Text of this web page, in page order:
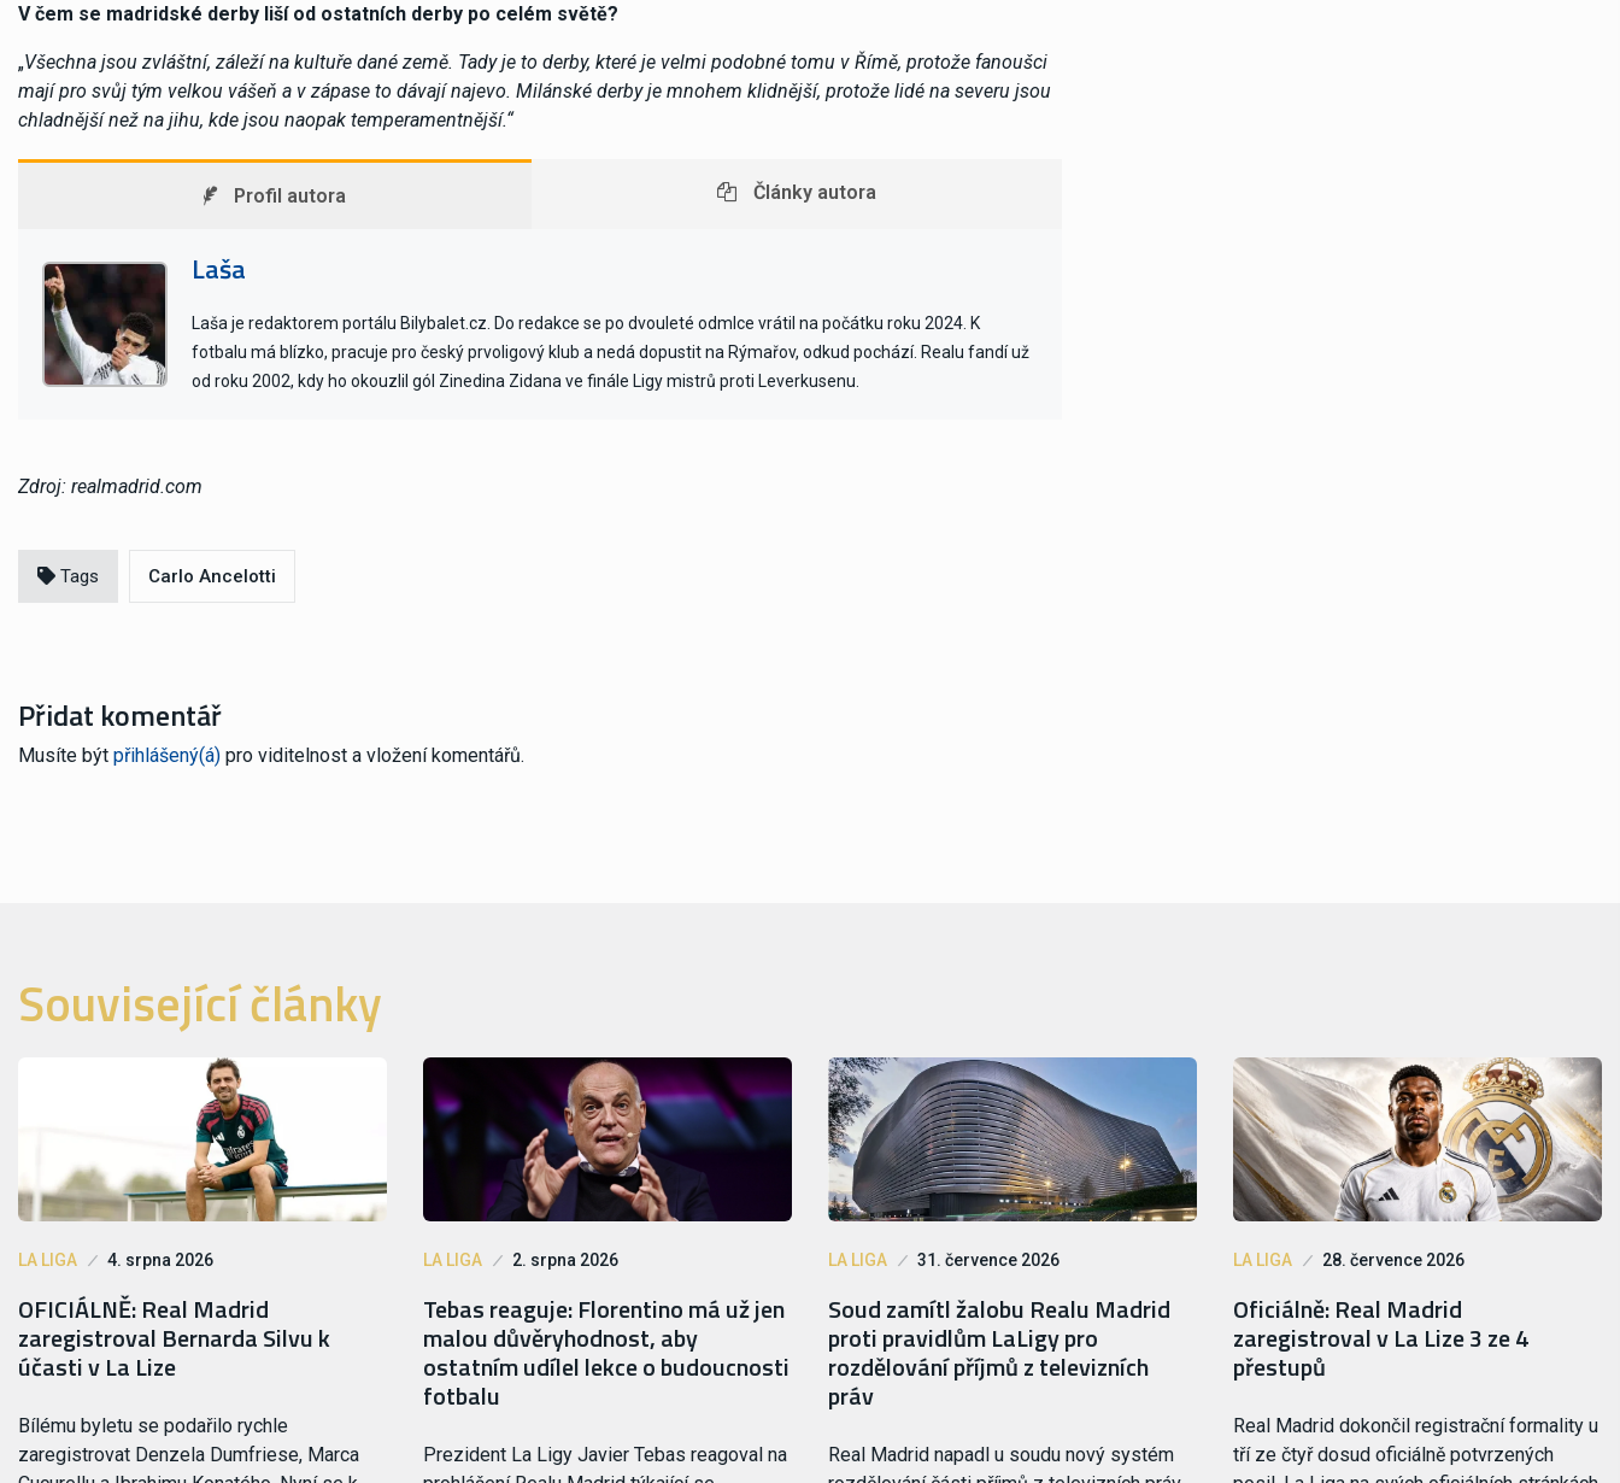
V čem se madridské derby liší od ostatních derby po celém světě?
„Všechna jsou zvláštní, záleží na kultuře dané země. Tady je to derby, které je velmi podobné tomu v Římě, protože fanoušci
mají pro svůj tým velkou vášeň a v zápase to dávají najevo. Milánské derby je mnohem klidnější, protože lidé na severu jsou
chladnější než na jihu, kde jsou naopak temperamentnější.“
Profil autora Články autora
Laša
Laša je redaktorem portálu Bilybalet.cz. Do redakce se po dvouleté odmlce vrátil na počátku roku 2024. K
fotbalu má blízko, pracuje pro český prvoligový klub a nedá dopustit na Rýmařov, odkud pochází. Realu fandí už
od roku 2002, kdy ho okouzlil gól Zinedina Zidana ve finále Ligy mistrů proti Leverkusenu.
Zdroj: realmadrid.com
Tags Carlo Ancelotti
Přidat komentář
Musíte být přihlášený(á) pro viditelnost a vložení komentářů.
Související články
LA LIGA 4. srpna 2026
OFICIÁLNĚ: Real Madrid
zaregistroval Bernarda Silvu k
účasti v La Lize
Bílému byletu se podařilo rychle
zaregistrovat Denzela Dumfriese, Marca
LA LIGA 2. srpna 2026
Tebas reaguje: Florentino má už jen
malou důvěryhodnost, aby
ostatním udílel lekce o budoucnosti
fotbalu
Prezident La Ligy Javier Tebas reagoval na
LA LIGA 31. července 2026
Soud zamítl žalobu Realu Madrid
proti pravidlům LaLigy pro
rozdělování příjmů z televizních
práv
Real Madrid napadl u soudu nový systém
LA LIGA 28. července 2026
Oficiálně: Real Madrid
zaregistroval v La Lize 3 ze 4
přestupů
Real Madrid dokončil registrační formality u
tří ze čtyř dosud oficiálně potvrzených